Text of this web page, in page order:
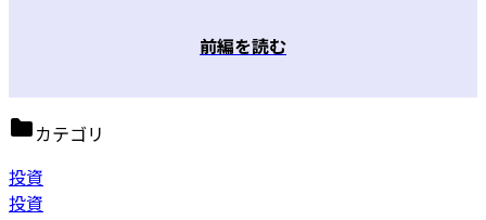
前編を読む
カテゴリ
投資
投資